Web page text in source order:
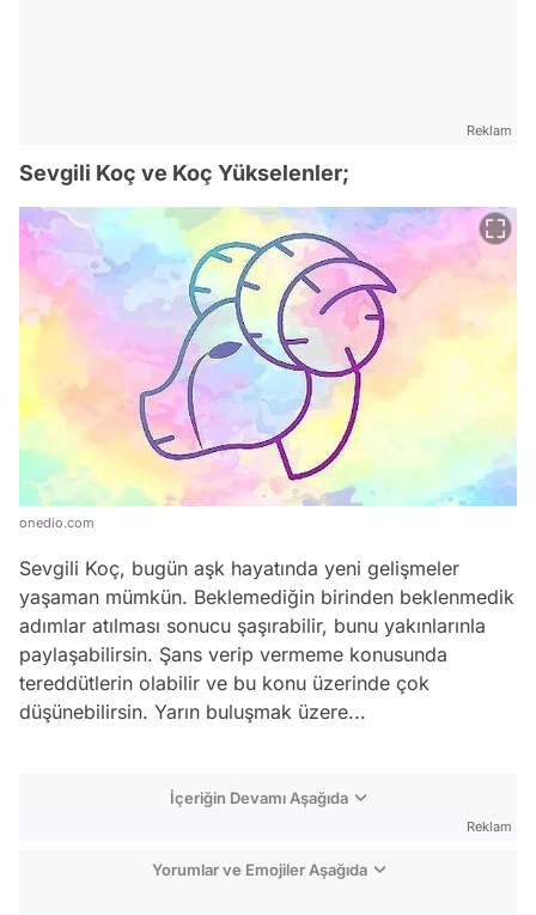
Reklam
Sevgili Koç ve Koç Yükselenler;
onedio.com
Sevgili Koç, bugün aşk hayatında yeni gelişmeler
yaşaman mümkün. Beklemediğin birinden beklenmedik
adımlar atılması sonucu şaşırabilir, bunu yakınlarınla
paylaşabilirsin. Şans verip vermeme konusunda
tereddütlerin olabilir ve bu konu üzerinde çok
düşünebilirsin. Yarın buluşmak üzere...
İçeriğin Devamı Aşağıda
Reklam
Yorumlar ve Emojiler Aşağıda